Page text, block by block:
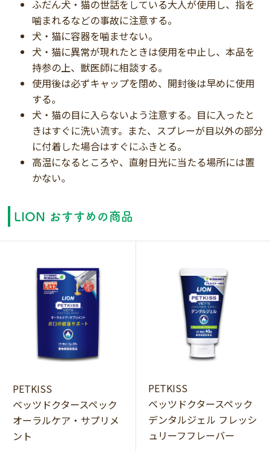
ふだん犬・猫の世話をしている大人が使用し、指を
噛まれるなどの事故に注意する。
犬・猫に容器を噛ませない。
犬・猫に異常が現れたときは使用を中止し、本品を
持参の上、獣医師に相談する。
使用後は必ずキャップを閉め、開封後は早めに使用
する。
犬・猫の目に入らないよう注意する。目に入ったと
きはすぐに洗い流す。また、スプレーが目以外の部分
に付着した場合はすぐにふきとる。
高温になるところや、直射日光に当たる場所には置
かない。
LION おすすめの商品
PETKISS
ベッツドクタースペック
オーラルケア・サプリメ
ント
PETKISS
ベッツドクタースペック
デンタルジェル フレッシ
ュリーフフレーバー